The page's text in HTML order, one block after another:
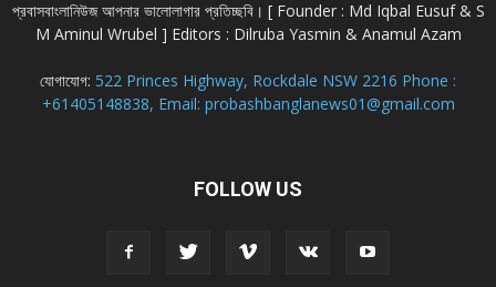
প্রবাসবাংলানিউজ আপনার ভালোলাগার প্রতিচ্ছবি। [ Founder : Md Iqbal Eusuf & S
M Aminul Wrubel ] Editors : Dilruba Yasmin & Anamul Azam
যোগাযোগ: 522 Princes Highway, Rockdale NSW 2216 Phone :
+61405148838, Email: probashbanglanews01@gmail.com
FOLLOW US